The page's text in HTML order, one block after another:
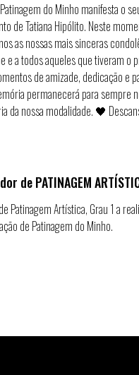
do Minho manifesta o
de Tatiana Hipólito. Neste
as nossas mais sinceras
e a todos aqueles que tiveram o
de amizade, dedicação e
permanecerá para sempre
da nossa modalidade. 🖤
de PATINAGEM
Patinagem Artística, Grau 1 a
de Patinagem do Minho.